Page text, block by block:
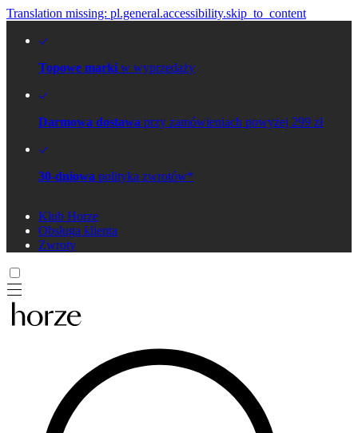
Translation missing: pl.general.accessibility.skip_to_content
Topowe marki w wyprzedaży
Darmowa dostawa przy zamówieniach powyżej 299 zł
30-dniowa polityka zwrotów*
Klub Horze
Obsługa klienta
Zwroty